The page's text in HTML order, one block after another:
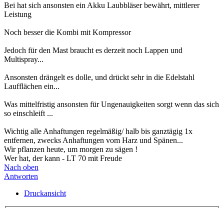
Bei hat sich ansonsten ein Akku Laubbläser bewährt, mittlerer
Leistung
Noch besser die Kombi mit Kompressor
Jedoch für den Mast braucht es derzeit noch Lappen und
Multispray...
Ansonsten drängelt es dolle, und drückt sehr in die Edelstahl
Laufflächen ein...
Was mittelfristig ansonsten für Ungenauigkeiten sorgt wenn das sich
so einschleift ...
Wichtig alle Anhaftungen regelmäßig/ halb bis ganztägig 1x
entfernen, zwecks Anhaftungen vom Harz und Spänen...
Wir pflanzen heute, um morgen zu sägen !
Wer hat, der kann - LT 70 mit Freude
Nach oben
Antworten
Druckansicht